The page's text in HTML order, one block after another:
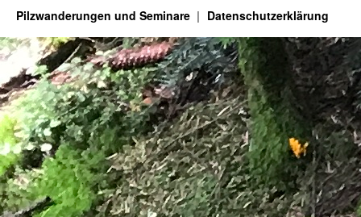
Pilzwanderungen und Seminare Datenschutzerklärung